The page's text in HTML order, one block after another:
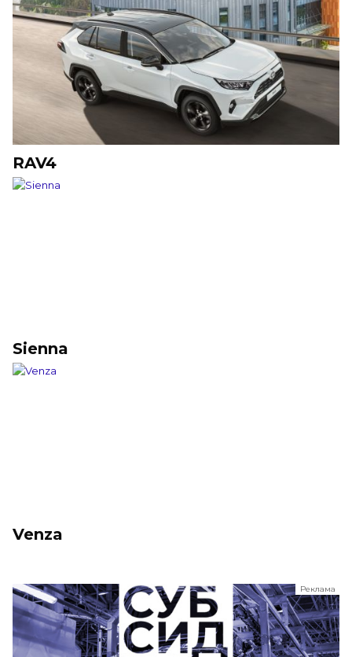
RAV4
Sienna
Venza
Реклама
ООО "ЛК Эволюция"
ИНН 9724016636
erid: nyi26TK8Sykg5SPCgA2w5MdVpLJdC9hh